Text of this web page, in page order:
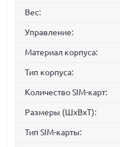
Вес:
Управление:
Материал корпуса:
Тип корпуса:
Количество SIM-карт:
Размеры (ШxВxТ):
Тип SIM-карты: